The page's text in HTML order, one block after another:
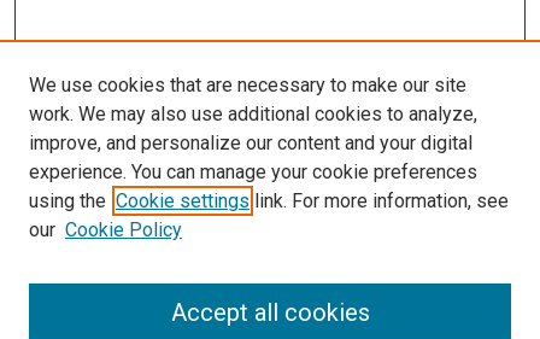
Enter search terms:
We use cookies that are necessary to make our site
work. We may also use additional cookies to analyze,
improve, and personalize our content and your digital
experience. You can manage your cookie preferences
using the Cookie settings link. For more information, see
our Cookie Policy
Accept all cookies